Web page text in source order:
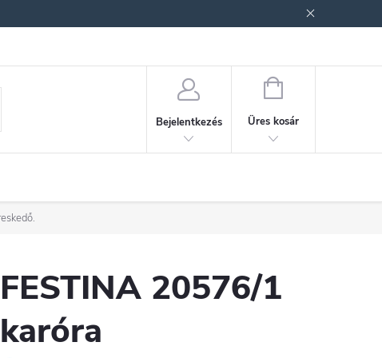
Bejelentkezés
KOSÁR
Üres kosár
FESTINA 20576/1
karóra